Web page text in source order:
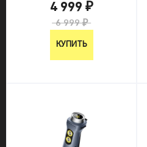
4 999 ₽
6 999 ₽
КУПИТЬ